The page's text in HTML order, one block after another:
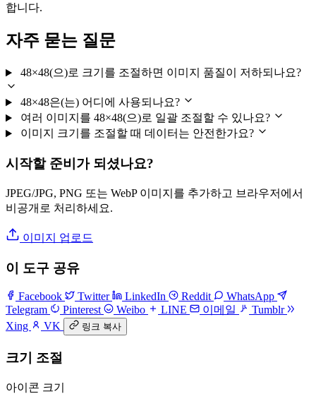
합니다.
자주 묻는 질문
48×48(으)로 크기를 조절하면 이미지 품질이 저하되나요?
48×48은(는) 어디에 사용되나요?
여러 이미지를 48×48(으)로 일괄 조절할 수 있나요?
이미지 크기를 조절할 때 데이터는 안전한가요?
시작할 준비가 되셨나요?
JPEG/JPG, PNG 또는 WebP 이미지를 추가하고 브라우저에서
비공개로 처리하세요.
이미지 업로드
이 도구 공유
Facebook Twitter LinkedIn Reddit
WhatsApp
Telegram
Pinterest Weibo LINE 이메일
Tumblr
Xing
VK 링크 복사
크기 조절
아이콘 크기